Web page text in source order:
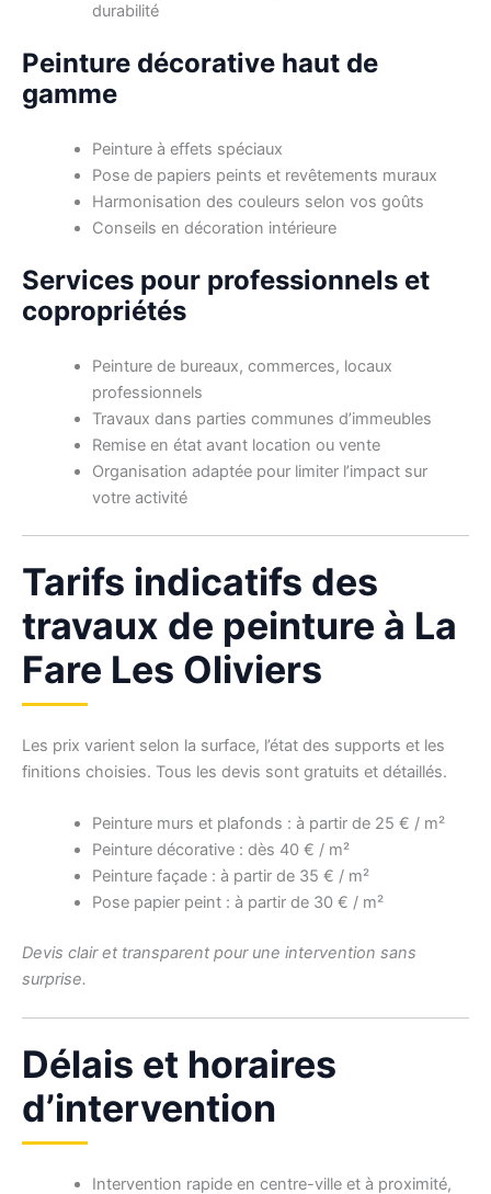
durabilité
Peinture décorative haut de
gamme
Peinture à effets spéciaux
Pose de papiers peints et revêtements muraux
Harmonisation des couleurs selon vos goûts
Conseils en décoration intérieure
Services pour professionnels et
copropriétés
Peinture de bureaux, commerces, locaux
professionnels
Travaux dans parties communes d’immeubles
Remise en état avant location ou vente
Organisation adaptée pour limiter l’impact sur
votre activité
Tarifs indicatifs des
travaux de peinture à La
Fare Les Oliviers
Les prix varient selon la surface, l’état des supports et les
finitions choisies. Tous les devis sont gratuits et détaillés.
Peinture murs et plafonds : à partir de 25 € / m²
Peinture décorative : dès 40 € / m²
Peinture façade : à partir de 35 € / m²
Pose papier peint : à partir de 30 € / m²
Devis clair et transparent pour une intervention sans
surprise.
Délais et horaires
d’intervention
Intervention rapide en centre-ville et à proximité,